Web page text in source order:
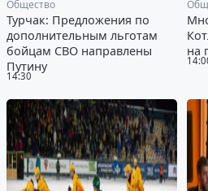
14:30
Общество
Турчак: Предложения по
дополнительным льготам
бойцам СВО направлены
Путину
на